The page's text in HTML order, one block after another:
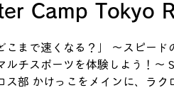
Camp Tokyo
こまで速くなる？」 〜スピード
ルチスポーツを体験しよう！〜
ス部 かけっこをメインに、ラク